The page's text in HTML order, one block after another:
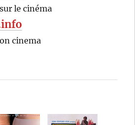
le cinéma
cinema